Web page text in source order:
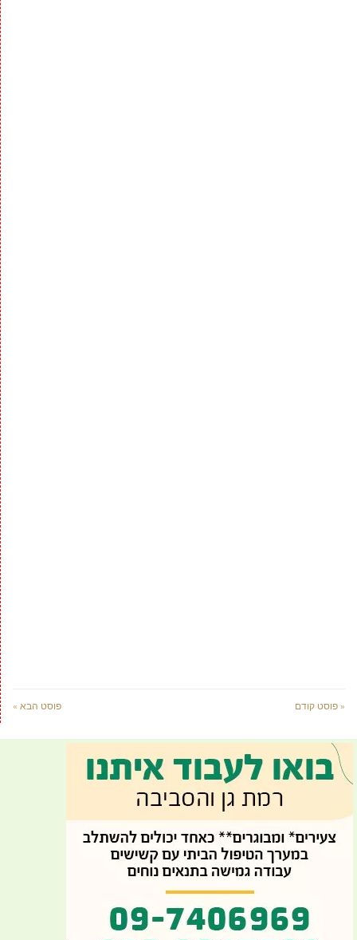
« פוסט קודם פוסט הבא »